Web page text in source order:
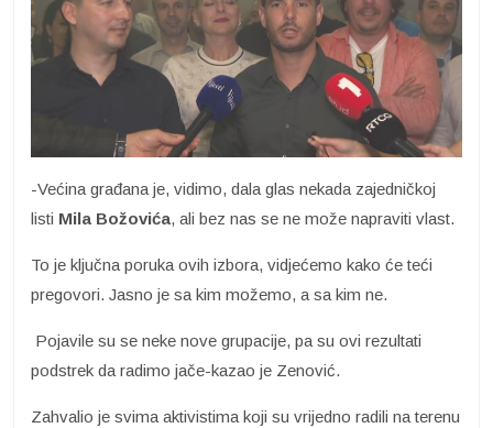
-Većina građana je, vidimo, dala glas nekada zajedničkoj
listi Mila Božovića, ali bez nas se ne može napraviti vlast.
To je ključna poruka ovih izbora, vidjećemo kako će teći
pregovori. Jasno je sa kim možemo, a sa kim ne.
Pojavile su se neke nove grupacije, pa su ovi rezultati
podstrek da radimo jače-kazao je Zenović.
Zahvalio je svima aktivistima koji su vrijedno radili na terenu